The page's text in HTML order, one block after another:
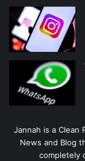
Jannah is a Clean
News and Blog
completely